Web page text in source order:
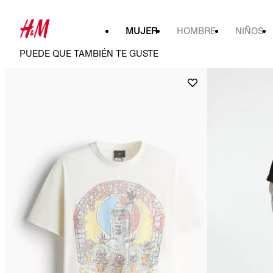
MUJER HOMBRE NIÑOS
PUEDE QUE TAMBIÉN TE GUSTE